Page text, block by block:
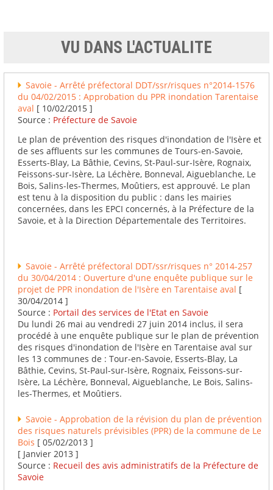
VU DANS L'ACTUALITE
Savoie - Arrêté préfectoral DDT/ssr/risques n°2014-1576
du 04/02/2015 : Approbation du PPR inondation Tarentaise
aval [ 10/02/2015 ]
Source : Préfecture de Savoie
Le plan de prévention des risques d'inondation de l'Isère et
de ses affluents sur les communes de Tours-en-Savoie,
Esserts-Blay, La Bâthie, Cevins, St-Paul-sur-Isère, Rognaix,
Feissons-sur-Isère, La Léchère, Bonneval, Aigueblanche, Le
Bois, Salins-les-Thermes, Moûtiers, est approuvé. Le plan
est tenu à la disposition du public : dans les mairies
concernées, dans les EPCI concernés, à la Préfecture de la
Savoie, et à la Direction Départementale des Territoires.
Savoie - Arrêté préfectoral DDT/ssr/risques n° 2014-257
du 30/04/2014 : Ouverture d'une enquête publique sur le
projet de PPR inondation de l'Isère en Tarentaise aval [
30/04/2014 ]
Source : Portail des services de l'Etat en Savoie
Du lundi 26 mai au vendredi 27 juin 2014 inclus, il sera
procédé à une enquête publique sur le plan de prévention
des risques d'inondation de l'Isère en Tarentaise aval sur
les 13 communes de : Tour-en-Savoie, Esserts-Blay, La
Bâthie, Cevins, St-Paul-sur-Isère, Rognaix, Feissons-sur-
Isère, La Léchère, Bonneval, Aigueblanche, Le Bois, Salins-
les-Thermes, et Moûtiers.
Savoie - Approbation de la révision du plan de prévention
des risques naturels prévisibles (PPR) de la commune de Le
Bois [ 05/02/2013 ]
[ Janvier 2013 ]
Source : Recueil des avis administratifs de la Préfecture de
Savoie